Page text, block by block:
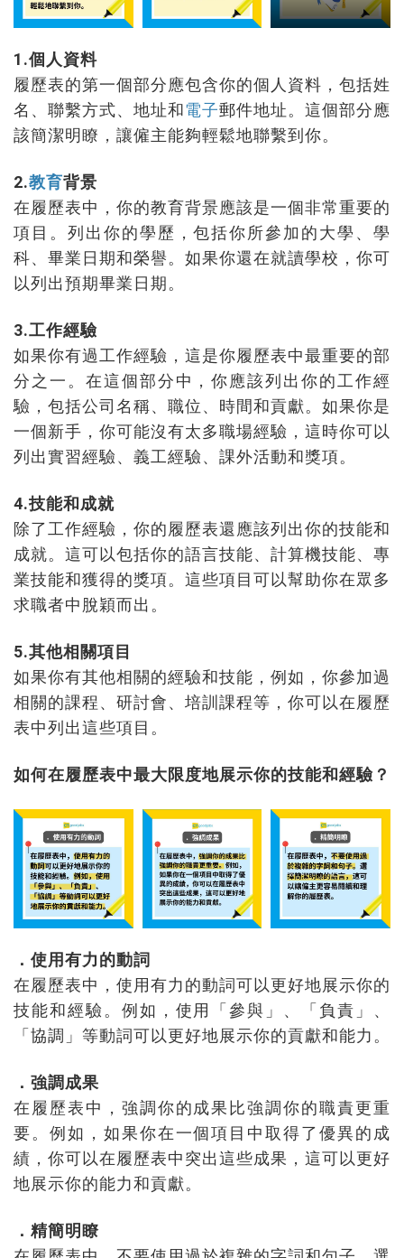
1.個人資料
履歷表的第一個部分應包含你的個人資料，包括姓
名、聯繫方式、地址和電子郵件地址。這個部分應
該簡潔明瞭，讓僱主能夠輕鬆地聯繫到你。
2.教育背景
在履歷表中，你的教育背景應該是一個非常重要的
項目。列出你的學歷，包括你所參加的大學、學
科、畢業日期和榮譽。如果你還在就讀學校，你可
以列出預期畢業日期。
3.工作經驗
如果你有過工作經驗，這是你履歷表中最重要的部
分之一。在這個部分中，你應該列出你的工作經
驗，包括公司名稱、職位、時間和貢獻。如果你是
一個新手，你可能沒有太多職場經驗，這時你可以
列出實習經驗、義工經驗、課外活動和獎項。
4.技能和成就
除了工作經驗，你的履歷表還應該列出你的技能和
成就。這可以包括你的語言技能、計算機技能、專
業技能和獲得的獎項。這些項目可以幫助你在眾多
求職者中脫穎而出。
5.其他相關項目
如果你有其他相關的經驗和技能，例如，你參加過
相關的課程、研討會、培訓課程等，你可以在履歷
表中列出這些項目。
如何在履歷表中最大限度地展示你的技能和經驗？
．使用有力的動詞
在履歷表中，使用有力的動詞可以更好地展示你的
技能和經驗。例如，使用「參與」、「負責」、
「協調」等動詞可以更好地展示你的貢獻和能力。
．強調成果
在履歷表中，強調你的成果比強調你的職責更重
要。例如，如果你在一個項目中取得了優異的成
績，你可以在履歷表中突出這些成果，這可以更好
地展示你的能力和貢獻。
．精簡明瞭